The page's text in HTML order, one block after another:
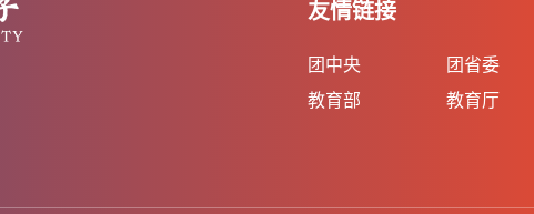
友情链接
团中央
团省委
教育部
教育厅